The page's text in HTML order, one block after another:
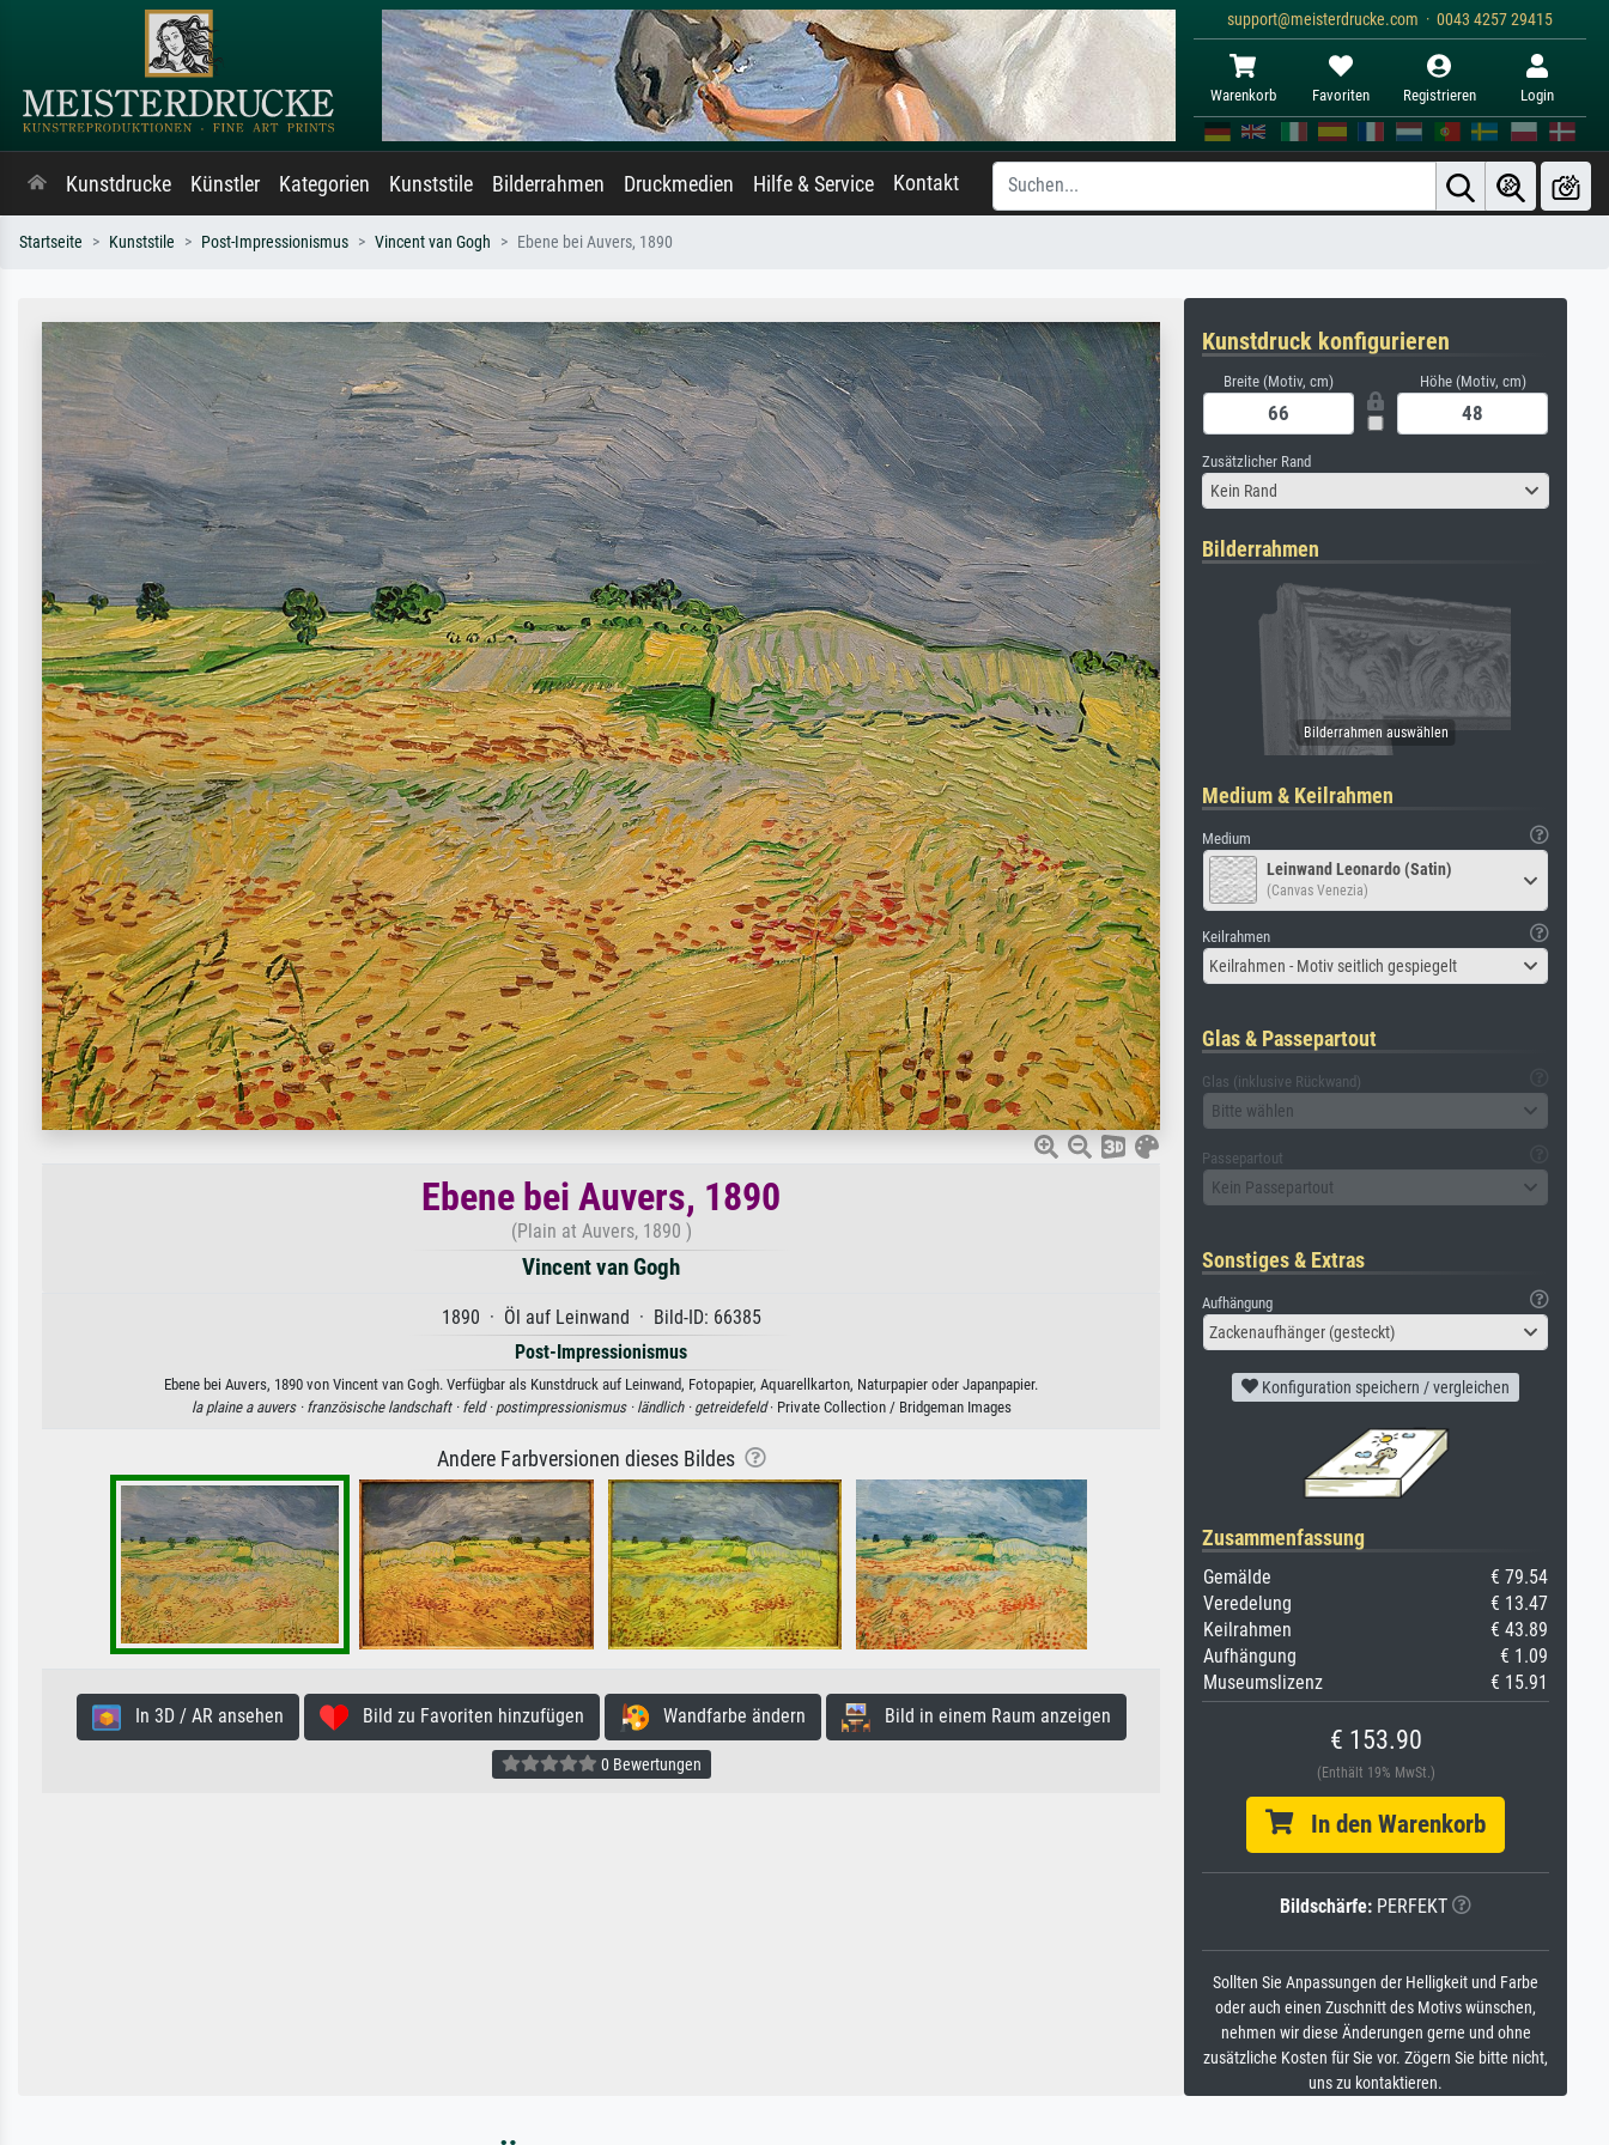
support@meisterdrucke.com · 0043 4257 29415
Warenkorb Favoriten Registrieren Login
Kunstdrucke Künstler Kategorien Kunststile Bilderrahmen Druckmedien Hilfe & Service Kontakt
Startseite Kunststile Post-Impressionismus Vincent van Gogh Ebene bei Auvers, 1890
Ebene bei Auvers, 1890
(Plain at Auvers, 1890 )
Vincent van Gogh
1890 · Öl auf Leinwand · Bild-ID: 66385
Post-Impressionismus
Ebene bei Auvers, 1890 von Vincent van Gogh. Verfügbar als Kunstdruck auf Leinwand, Fotopapier, Aquarellkarton, Naturpapier oder Japanpapier.
la plaine a auvers · französische landschaft · feld · postimpressionismus · ländlich · getreidefeld· Private Collection / Bridgeman Images
Andere Farbversionen dieses Bildes
In 3D / AR ansehen Bild zu Favoriten hinzufügen Wandfarbe ändern Bild in einem Raum anzeigen
0 Bewertungen
Kunstdruck konfigurieren
Breite (Motiv, cm) Höhe (Motiv, cm)
Zusätzlicher Rand
Kein Rand
Bilderrahmen
Medium & Keilrahmen
Medium
Leinwand Leonardo (Satin)
(Canvas Venezia)
Keilrahmen
Keilrahmen - Motiv seitlich gespiegelt
Glas & Passepartout
Glas (inklusive Rückwand)
Bitte wählen
Passepartout
Kein Passepartout
Sonstiges & Extras
Aufhängung
Zackenaufhänger (gesteckt)
Konfiguration speichern / vergleichen
Zusammenfassung
Gemälde
€ 79.54
Veredelung
€ 13.47
Keilrahmen
€ 43.89
Aufhängung
€ 1.09
Museumslizenz
€ 15.91
€ 153.90
(Enthält 19% MwSt.)
In den Warenkorb
Bildschärfe: PERFEKT
Sollten Sie Anpassungen der Helligkeit und Farbe
oder auch einen Zuschnitt des Motivs wünschen,
nehmen wir diese Änderungen gerne und ohne
zusätzliche Kosten für Sie vor. Zögern Sie bitte nicht,
uns zu kontaktieren.